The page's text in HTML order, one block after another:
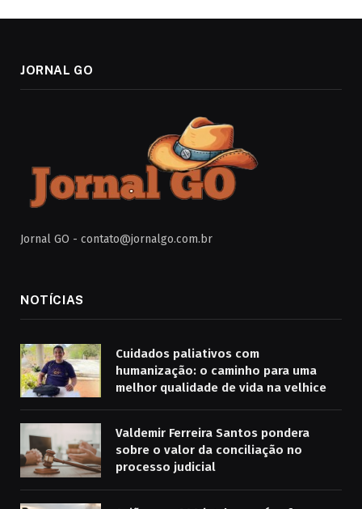
JORNAL GO
Jornal GO - contato@jornalgo.com.br
NOTÍCIAS
Cuidados paliativos com
humanização: o caminho para uma
melhor qualidade de vida na velhice
Valdemir Ferreira Santos pondera
sobre o valor da conciliação no
processo judicial